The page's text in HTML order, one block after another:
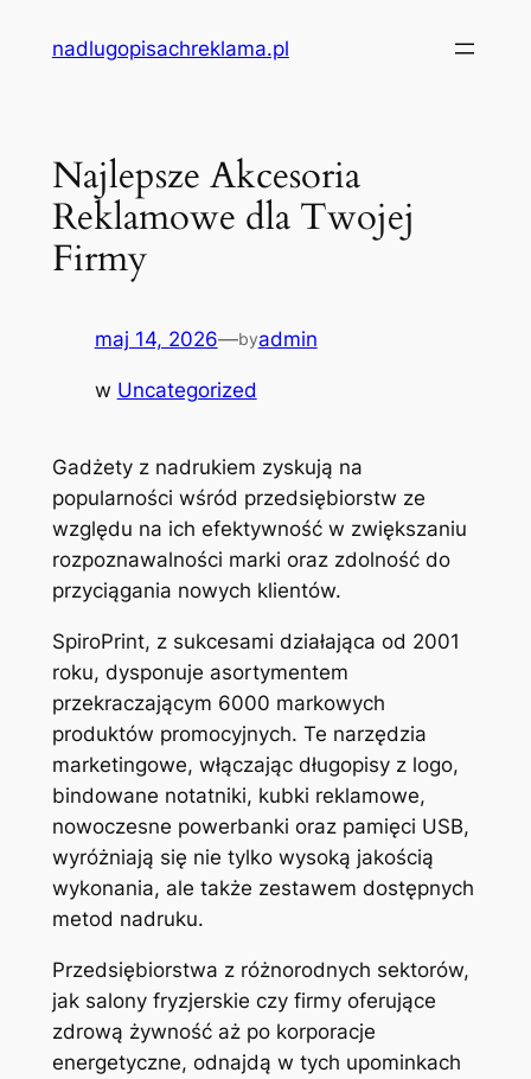
nadlugopisachreklama.pl
Najlepsze Akcesoria
Reklamowe dla Twojej
Firmy
maj 14, 2026—byadmin
w Uncategorized
Gadżety z nadrukiem zyskują na
popularności wśród przedsiębiorstw ze
względu na ich efektywność w zwiększaniu
rozpoznawalności marki oraz zdolność do
przyciągania nowych klientów.
SpiroPrint, z sukcesami działająca od 2001
roku, dysponuje asortymentem
przekraczającym 6000 markowych
produktów promocyjnych. Te narzędzia
marketingowe, włączając długopisy z logo,
bindowane notatniki, kubki reklamowe,
nowoczesne powerbanki oraz pamięci USB,
wyróżniają się nie tylko wysoką jakością
wykonania, ale także zestawem dostępnych
metod nadruku.
Przedsiębiorstwa z różnorodnych sektorów,
jak salony fryzjerskie czy firmy oferujące
zdrową żywność aż po korporacje
energetyczne, odnajdą w tych upominkach